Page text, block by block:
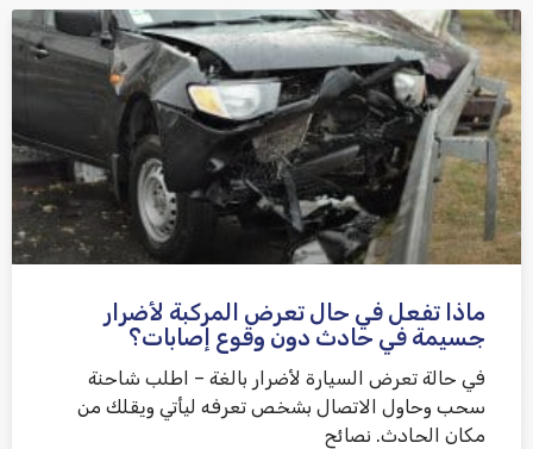
ماذا تفعل في حال تعرض المركبة لأضرار
جسيمة في حادث دون وقوع إصابات؟
في حالة تعرض السيارة لأضرار بالغة – اطلب شاحنة
سحب وحاول الاتصال بشخص تعرفه ليأتي ويقلك من
مكان الحادث. نصائح